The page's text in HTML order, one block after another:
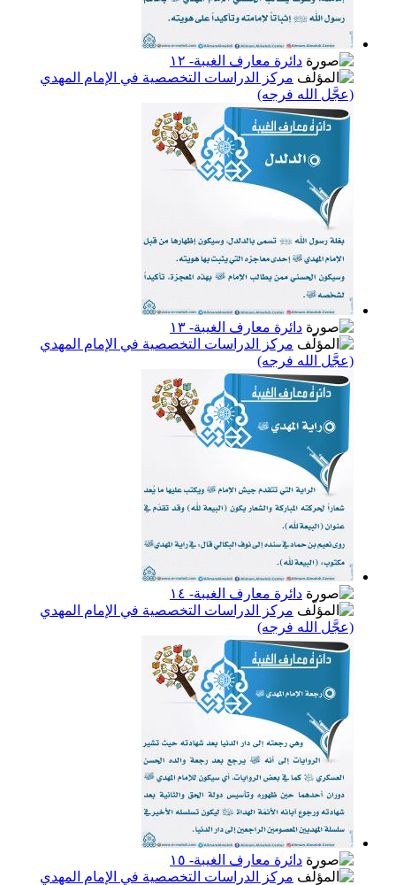
دائرة معارف الغيبة- ١٢
مركز الدراسات التخصصية في الإمام المهدي
(عجَّل الله فرجه)
دائرة معارف الغيبة- ١٣
مركز الدراسات التخصصية في الإمام المهدي
(عجَّل الله فرجه)
دائرة معارف الغيبة- ١٤
مركز الدراسات التخصصية في الإمام المهدي
(عجَّل الله فرجه)
دائرة معارف الغيبة- ١٥
مركز الدراسات التخصصية في الإمام المهدي